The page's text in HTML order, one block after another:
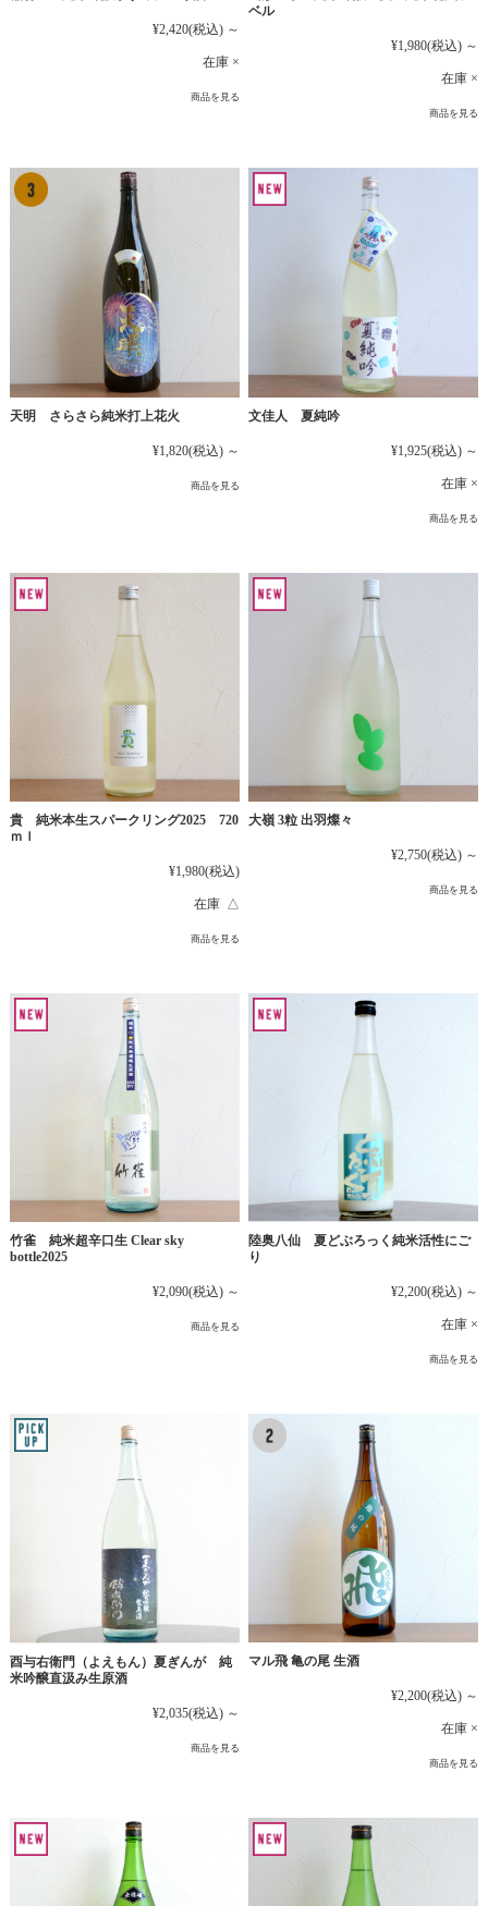
¥2,420(税込) ～
在庫 ×
商品を見る
ベル
¥1,980(税込) ～
在庫 ×
商品を見る
天明 さらさら純米打上花火
¥1,820(税込) ～
商品を見る
文佳人 夏純吟
¥1,925(税込) ～
在庫 ×
商品を見る
貴 純米本生スパークリング2025 720
ｍｌ
¥1,980(税込)
在庫 △
商品を見る
大嶺 3粒 出羽燦々
¥2,750(税込) ～
商品を見る
竹雀 純米超辛口生 Clear sky
bottle2025
¥2,090(税込) ～
商品を見る
陸奥八仙 夏どぶろっく純米活性にご
り
¥2,200(税込) ～
在庫 ×
商品を見る
酉与右衛門（よえもん）夏ぎんが 純
米吟醸直汲み生原酒
¥2,035(税込) ～
商品を見る
マル飛 亀の尾 生酒
¥2,200(税込) ～
在庫 ×
商品を見る